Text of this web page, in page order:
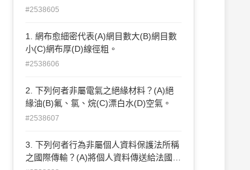
或相鄰戶分別各半清 除(B)環保志工(C)清
#2538605
1. 網布愈細密代表(A)網目數大(B)網目數
小(C)網布厚(D)線徑粗。
#2538606
2. 下列何者非屬電氣之絕緣材料？(A)絕
緣油(B)氟、氯、烷(C)漂白水(D)空氣。
#2538607
3. 下列何者行為非屬個人資料保護法所稱
之國際傳輸？(A)將個人資料傳送給法國的